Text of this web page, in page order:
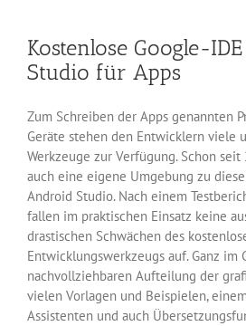
Kostenlose Google-
Studio für Apps
Zum Schreiben der Apps genannten
Geräte stehen den Entwicklern viele
Werkzeuge zur Verfügung. Schon
auch eine eigene Umgebung zu
Android Studio. Nach einem
fallen im praktischen Einsatz keine
drastischen Schwächen des
Entwicklungswerkzeugs auf. Ganz
nachvollziehbaren Aufteilung der
vielen Vorlagen und Beispielen,
Assistenten und auch